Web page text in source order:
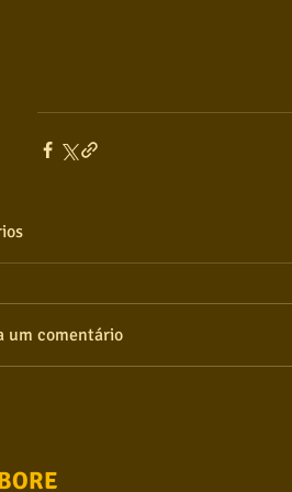
um comentário